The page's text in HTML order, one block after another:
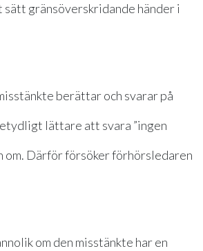
gränsöverskridande händer i
berättar och svarar på
lättare att svara ”ingen
om. Därför försöker förhörsledaren
om den misstänkte har en